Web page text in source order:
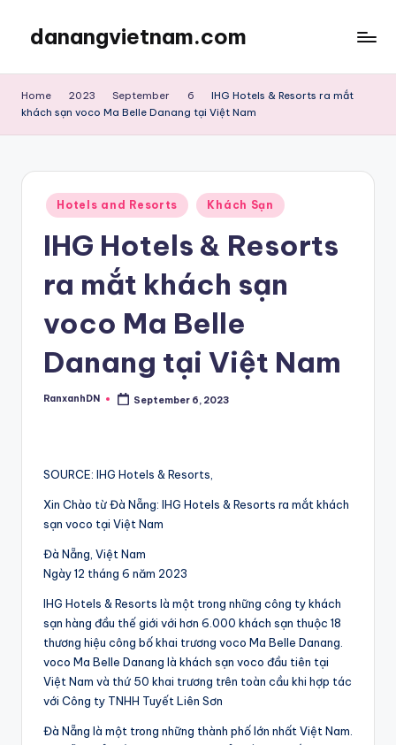
content
danangvietnam.com
My
Home 2023 September 6
IHG Hotels & Resorts ra mắt
khách sạn voco Ma Belle Danang tại Việt Nam
Posted
in
Hotels and Resorts Khách Sạn
IHG Hotels & Resorts
ra mắt khách sạn
voco Ma Belle
Danang tại Việt Nam
Posted
RanxanhDN September 6, 2023
SOURCE: IHG Hotels & Resorts,
Xin Chào từ Đà Nẵng: IHG Hotels & Resorts ra mắt khách
sạn voco tại Việt Nam
Đà Nẵng, Việt Nam
Ngày 12 tháng 6 năm 2023
IHG Hotels & Resorts là một trong những công ty khách
sạn hàng đầu thế giới với hơn 6.000 khách sạn thuộc 18
thương hiệu công bố khai trương voco Ma Belle Danang.
voco Ma Belle Danang là khách sạn voco đầu tiên tại
Việt Nam và thứ 50 khai trương trên toàn cầu khi hợp tác
với Công ty TNHH Tuyết Liên Sơn
Đà Nẵng là một trong những thành phố lớn nhất Việt Nam.